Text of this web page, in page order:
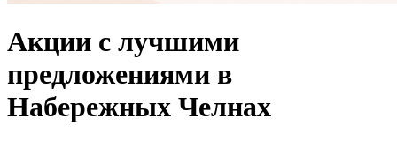
Акции с лучшими
предложениями в
Набережных Челнах